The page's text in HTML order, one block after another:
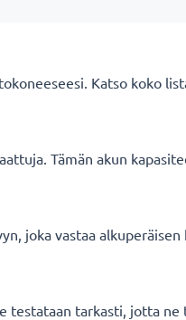
Katso koko
Tämän akun
joka vastaa
tarkasti, jotta